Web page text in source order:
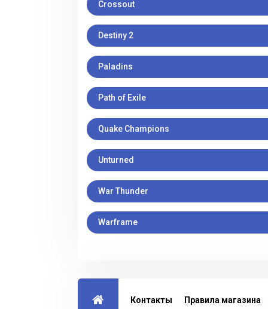
Crossout
Destiny 2
Paladins
Path of Exile
Quake Champions
Unturned
War Thunder
Warframe
Контакты Правила магазина